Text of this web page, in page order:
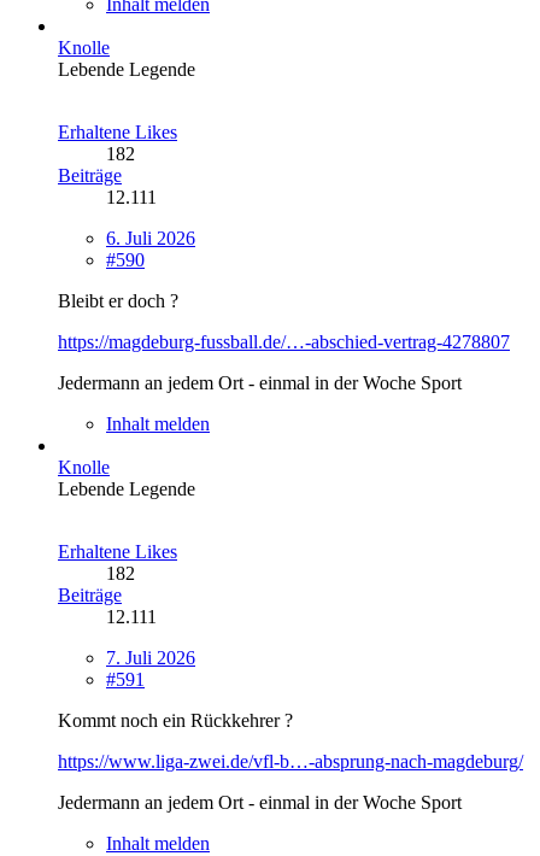
Knolle
Lebende Legende
Erhaltene Likes
182
Beiträge
12.111
6. Juli 2026
#590
Bleibt er doch ?
https://magdeburg-fussball.de/…-abschied-vertrag-4278807
Jedermann an jedem Ort - einmal in der Woche Sport
Inhalt melden
Knolle
Lebende Legende
Erhaltene Likes
182
Beiträge
12.111
7. Juli 2026
#591
Kommt noch ein Rückkehrer ?
https://www.liga-zwei.de/vfl-b…-absprung-nach-magdeburg/
Jedermann an jedem Ort - einmal in der Woche Sport
Inhalt melden